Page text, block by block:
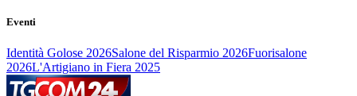
Eventi
Identità Golose 2026Salone del Risparmio 2026Fuorisalone
2026L'Artigiano in Fiera 2025